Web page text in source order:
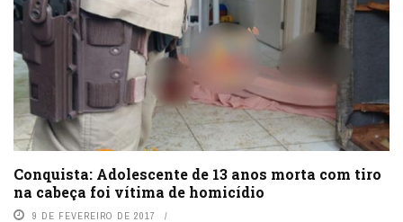
Conquista: Adolescente de 13 anos morta com tiro
na cabeça foi vítima de homicídio
9 DE FEVEREIRO DE 2017